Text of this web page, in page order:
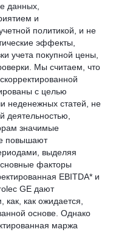
данных,
и
политикой, и не
эффекты,
учета покупной цены,
Мы считаем, что
с целью
неденежных статей, не
деятельностью,
значимые
повышают
выделяя
факторы
EBITDA* и
GE дают
как ожидается,
основе. Однако
маржа